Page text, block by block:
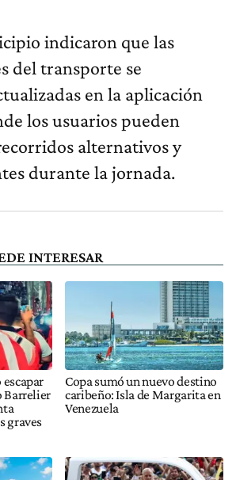
indicaron que las
del transporte se
en la aplicación
los usuarios pueden
alternativos y
durante la jornada.
INTERESAR
Barrelier
graves
Copa sumó un nuevo destino
caribeño: Isla de Margarita en
Venezuela